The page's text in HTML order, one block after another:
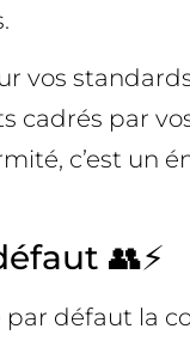
vos
par
c’est un
👥⚡
défaut la